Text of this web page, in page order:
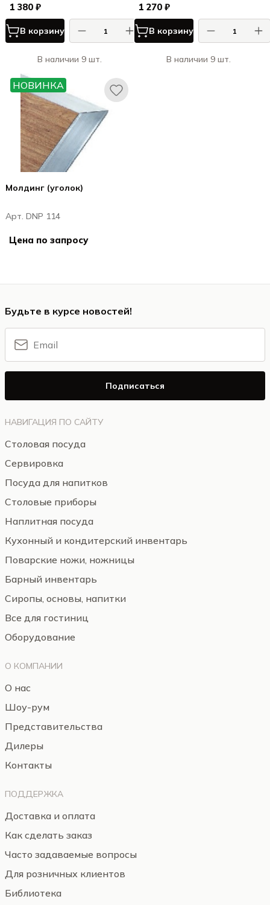
1 380 ₽
В корзину
В наличии 9 шт.
1 270 ₽
В корзину
В наличии 9 шт.
НОВИНКА
Молдинг (уголок)
Арт. DNP 114
Цена по запросу
НАВИГАЦИЯ ПО САЙТУ
Столовая посуда
Сервировка
Посуда для напитков
Столовые приборы
Наплитная посуда
Кухонный и кондитерский инвентарь
Поварские ножи, ножницы
Барный инвентарь
Сиропы, основы, напитки
Все для гостиниц
Оборудование
О КОМПАНИИ
О нас
Шоу-рум
Представительства
Дилеры
Контакты
ПОДДЕРЖКА
Доставка и оплата
Как сделать заказ
Часто задаваемые вопросы
Для розничных клиентов
Библиотека
Будьте в курсе новостей!
Подписаться